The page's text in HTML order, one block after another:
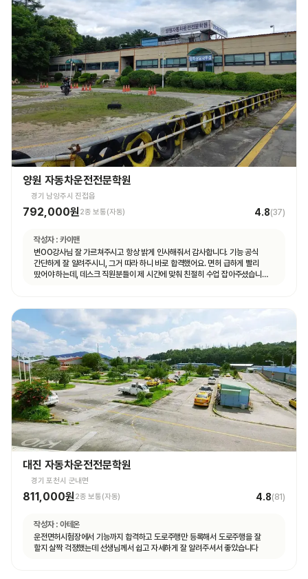
양원 자동차운전전문학원
경기 남양주시 진접읍
792,000원2종 보통(자동) 4.8(37)
작성자 : 카이맨
변OO강사님 잘 가르쳐주시고 항상 밝게 인사해줘서 감사합니다. 기능 공식
간단하게 잘 알려주시니, 그거 따라 하니 바로 합격했어요. 면허 급하게 빨리
땄어야 하는데, 데스크 직원분들이 제 시간에 맞춰 친절히 수업 잡아주셨습니다.
대진 자동차운전전문학원
경기 포천시 군내면
811,000원2종 보통(자동) 4.8(81)
작성자 : 아테온
운전면허시험장에서 기능까지 합격하고 도로주행만 등록해서 도로주행을 잘
할지 살짝 걱정했는데 선생님께서 쉽고 자세하게 잘 알려주셔서 좋았습니다